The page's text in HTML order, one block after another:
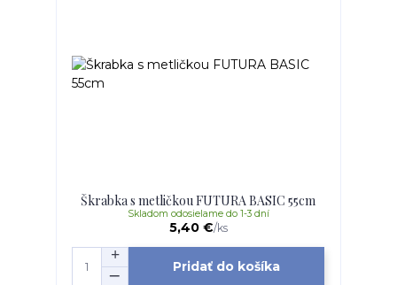
Škrabka s metličkou FUTURA BASIC 55cm
5,40 €/ks
Skladom odosielame do 1-3 dní
Pridať do košíka